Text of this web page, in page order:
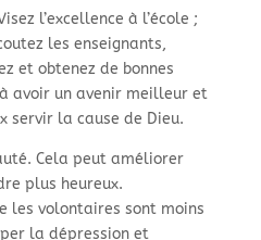
l’excellence à l’école ;
les enseignants,
et obtenez de bonnes
avoir un avenir meilleur et
servir la cause de Dieu.
Cela peut améliorer
plus heureux.
les volontaires sont moins
la dépression et